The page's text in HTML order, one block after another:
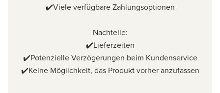
✔️Viele verfügbare Zahlungsoptionen
Nachteile:
✔️Lieferzeiten
✔️Potenzielle Verzögerungen beim Kundenservice
✔️Keine Möglichkeit, das Produkt vorher anzufassen